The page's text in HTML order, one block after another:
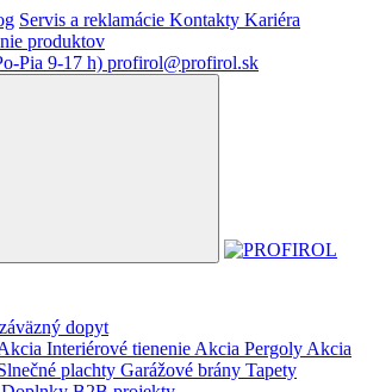
Servis a reklamácie Kontakty Kariéra
produktov
Pia 9-17 h) profirol@profirol.sk
dopyt
Interiérové tienenie Akcia Pergoly Akcia
plachty Garážové brány Tapety